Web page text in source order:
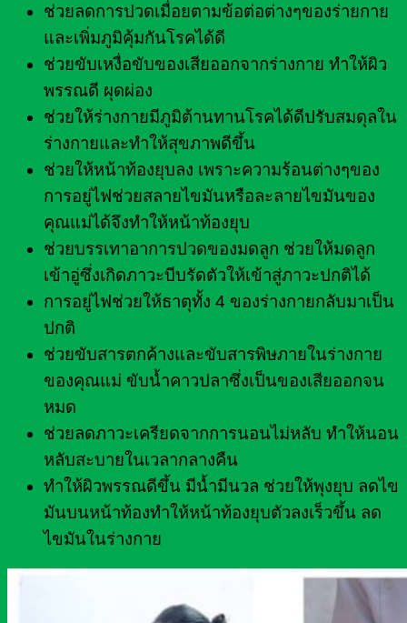
ช่วยลดการปวดเมื่อยตามข้อต่อต่างๆของร่ายกาย
และเพิ่มภูมิคุ้มกันโรคได้ดี
ช่วยขับเหงื่อขับของเสียออกจากร่างกาย ทำให้ผิว
พรรณดี ผุดผ่อง
ช่วยให้ร่างกายมีภูมิต้านทานโรคได้ดีปรับสมดุลใน
ร่างกายและทำให้สุขภาพดีขึ้น
ช่วยให้หน้าท้องยุบลง เพราะความร้อนต่างๆของ
การอยู่ไฟช่วยสลายไขมันหรือละลายไขมันของ
คุณแม่ได้จึงทำให้หน้าท้องยุบ
ช่วยบรรเทาอาการปวดของมดลูก ช่วยให้มดลูก
เข้าอู่ซึ่งเกิดภาวะบีบรัดตัวให้เข้าสู่ภาวะปกติได้
การอยู่ไฟช่วยให้ธาตุทั้ง 4 ของร่างกายกลับมาเป็น
ปกติ
ช่วยขับสารตกค้างและขับสารพิษภายในร่างกาย
ของคุณแม่ ขับน้ำคาวปลาซึ่งเป็นของเสียออกจน
หมด
ช่วยลดภาวะเครียดจากการนอนไม่หลับ ทำให้นอน
หลับสะบายในเวลากลางคืน
ทำให้ผิวพรรณดีขึ้น มีน้ำมีนวล ช่วยให้พุงยุบ ลดไข
มันบนหน้าท้องทำให้หน้าท้องยุบตัวลงเร็วขึ้น ลด
ไขมันในร่างกาย